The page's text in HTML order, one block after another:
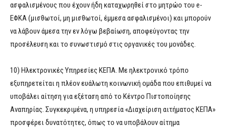
ασφαλισμένους που έχουν ήδη καταχωρηθεί στο μητρώο του e-
ΕΦΚΑ (μισθωτοί, μη μισθωτοί, έμμεσα ασφαλισμένοι) και μπορούν
να λάβουν άμεσα την εν λόγω βεβαίωση, αποφεύγοντας την
προσέλευση και το συνωστισμό στις οργανικές του μονάδες.
10) Ηλεκτρονικές Υπηρεσίες ΚΕΠΑ. Με ηλεκτρονικό τρόπο
εξυπηρετείται η πλέον ευάλωτη κοινωνική ομάδα που επιθυμεί να
υποβάλει αίτηση για εξέταση από το Κέντρο Πιστοποίησης
Αναπηρίας. Συγκεκριμένα, η υπηρεσία «Διαχείριση αιτήματος ΚΕΠΑ»
προσφέρει δυνατότητες, όπως το να υποβάλουν αίτημα